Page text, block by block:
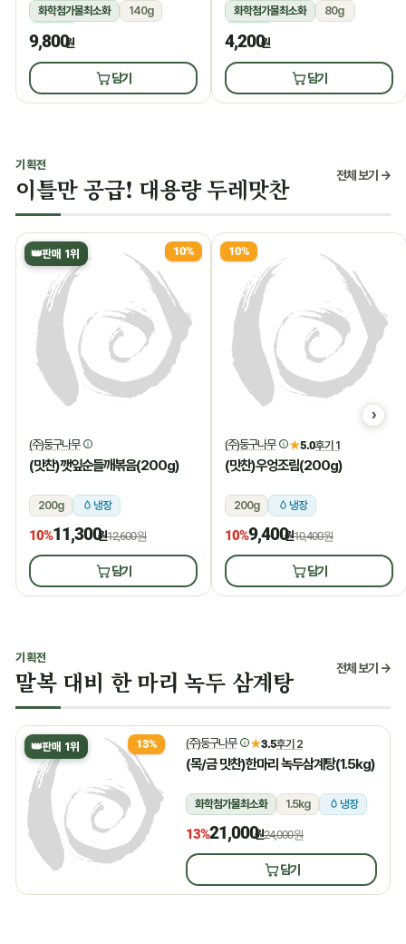
화학첨가물최소화
140g
냉장
9,800원
담기
화학첨가물최소화
80g
냉장
4,200원
담기
기획전
이틀만 공급! 대용량 두레맛찬 전체 보기 →
👑판매 1위 10%
(주)둥구나무
(맛찬)깻잎순들깨볶음(200g)
200g 냉장
10%11,300원12,600원
담기
10%
(주)둥구나무 ★5.0후기 1
(맛찬)우엉조림(200g)
200g 냉장
10%9,400원10,400원
담기
기획전
말복 대비 한 마리 녹두 삼계탕 전체 보기 →
👑판매 1위 13% (주)둥구나무 ★3.5후기 2
(목/금 맛찬)한마리 녹두삼계탕(1.5kg)
화학첨가물최소화 1.5kg 냉장
13%21,000원24,000원
담기